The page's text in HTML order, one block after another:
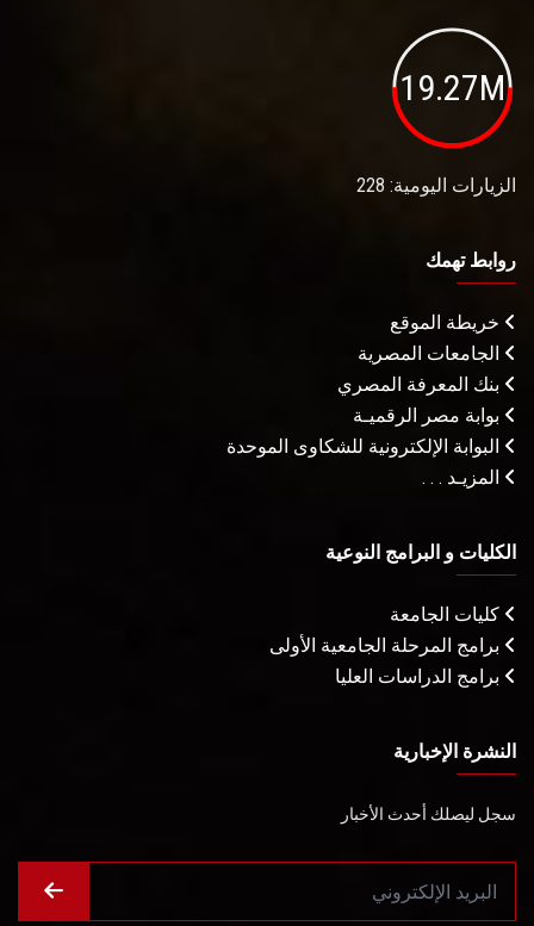
19.27M
الزيارات اليومية: 228
روابط تهمك
خريطة الموقع
الجامعات المصرية
بنك المعرفة المصري
بوابة مصر الرقميـة
البوابة الإلكترونية للشكاوى الموحدة
المزيـد . . .
الكليات و البرامج النوعية
كليات الجامعة
برامج المرحلة الجامعية الأولى
برامج الدراسات العليا
النشرة الإخبارية
سجل ليصلك أحدث الأخبار